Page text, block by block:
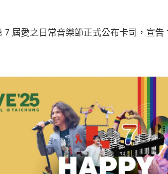
7 屆愛之日常音樂節正式公布卡司，宣告